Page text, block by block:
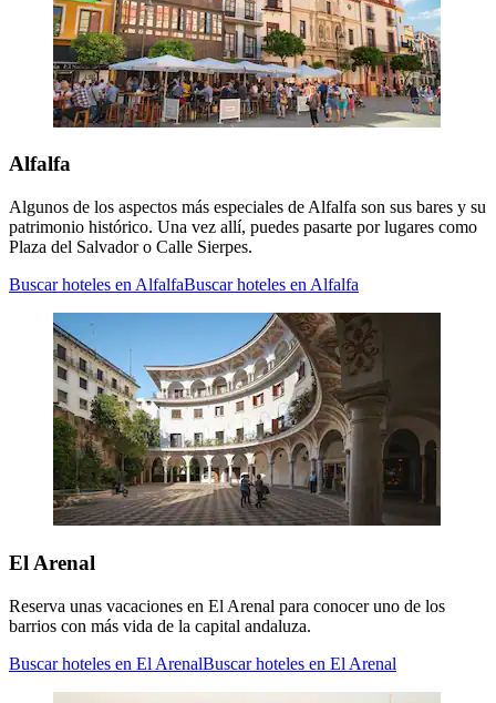
Alfalfa
Algunos de los aspectos más especiales de Alfalfa son sus bares y su
patrimonio histórico. Una vez allí, puedes pasarte por lugares como
Plaza del Salvador o Calle Sierpes.
Buscar hoteles en AlfalfaBuscar hoteles en Alfalfa
El Arenal
Reserva unas vacaciones en El Arenal para conocer uno de los
barrios con más vida de la capital andaluza.
Buscar hoteles en El ArenalBuscar hoteles en El Arenal